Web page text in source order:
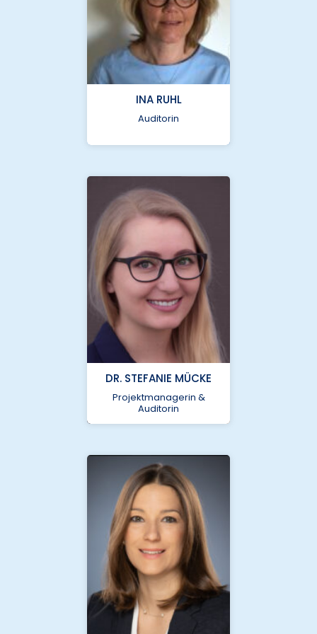
bcu@nukleus.netzwerk-
universitaetsmedizin.de
+49 (0) 511 5350
INA RUHL
Auditorin
bcu@nukleus.netzwerk-
universitaetsmedizin.de
+49 (0) 511 5350
8361
Medizinische
DR. STEFANIE MÜCKE
Projektmanagerin &
Auditorin
bcu@nukleus.netzwerk-